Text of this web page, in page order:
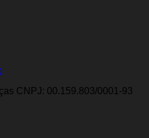
CNPJ: 00.159.803/0001-93